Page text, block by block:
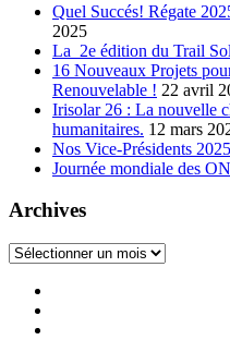
Quel Succés! Régate
2025
La 2e édition du Trail
16 Nouveaux Projets
Renouvelable ! 22 avril
Irisolar 26 : La nouvelle
humanitaires. 12 mars
Nos Vice-Présidents
Journée mondiale des
Archives
Archives